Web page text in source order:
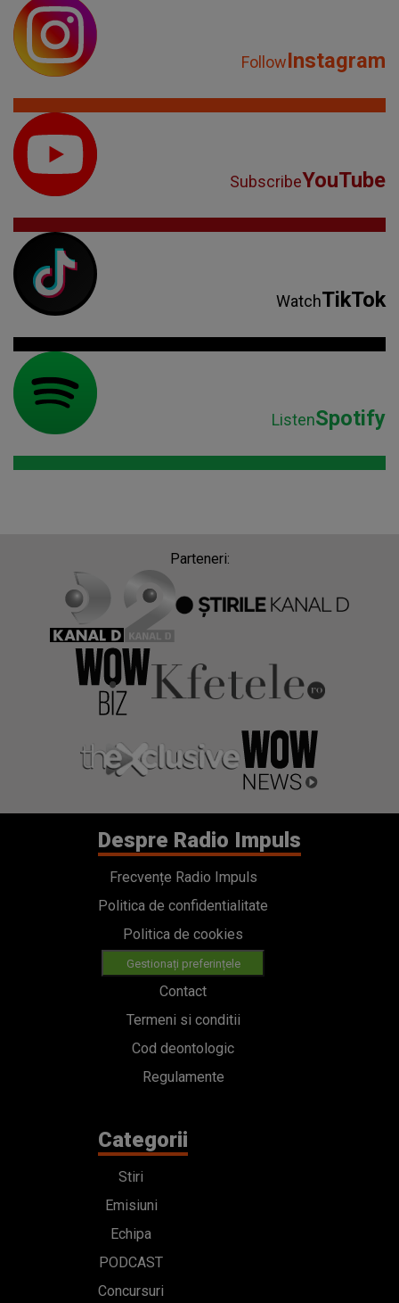
FollowInstagram
SubscribeYouTube
WatchTikTok
ListenSpotify
Parteneri:
Despre Radio Impuls
Frecvențe Radio Impuls
Politica de confidentialitate
Politica de cookies
Gestionați preferințele
Contact
Termeni si conditii
Cod deontologic
Regulamente
Categorii
Stiri
Emisiuni
Echipa
PODCAST
Concursuri